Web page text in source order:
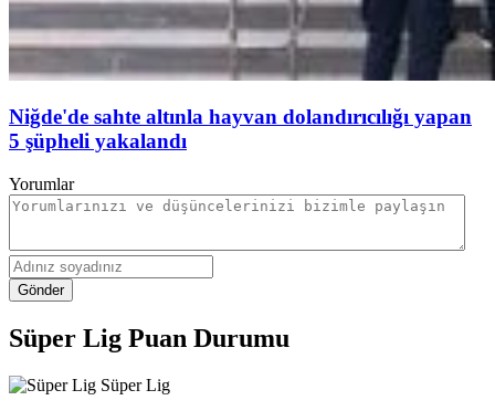
Niğde'de sahte altınla hayvan dolandırıcılığı yapan
5 şüpheli yakalandı
Yorumlar
Gönder
Süper Lig Puan Durumu
Süper Lig